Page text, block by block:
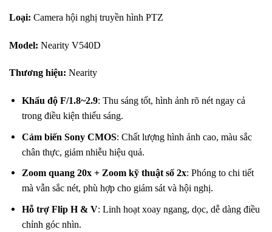
Loại: Camera hội nghị truyền hình PTZ
Model: Nearity V540D
Thương hiệu: Nearity
Khẩu độ F/1.8~2.9: Thu sáng tốt, hình ảnh rõ nét ngay cả
trong điều kiện thiếu sáng.
Cảm biến Sony CMOS: Chất lượng hình ảnh cao, màu sắc
chân thực, giảm nhiễu hiệu quả.
Zoom quang 20x + Zoom kỹ thuật số 2x: Phóng to chi tiết
mà vẫn sắc nét, phù hợp cho giám sát và hội nghị.
Hỗ trợ Flip H & V: Linh hoạt xoay ngang, dọc, dễ dàng điều
chỉnh góc nhìn.